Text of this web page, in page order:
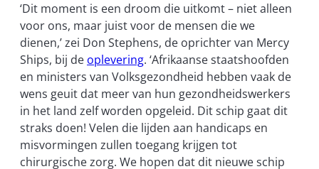
‘Dit moment is een droom die uitkomt – niet alleen
voor ons, maar juist voor de mensen die we
dienen,’ zei Don Stephens, de oprichter van Mercy
Ships, bij de oplevering. ‘Afrikaanse staatshoofden
en ministers van Volksgezondheid hebben vaak de
wens geuit dat meer van hun gezondheidswerkers
in het land zelf worden opgeleid. Dit schip gaat dit
straks doen! Velen die lijden aan handicaps en
misvormingen zullen toegang krijgen tot
chirurgische zorg. We hopen dat dit nieuwe schip